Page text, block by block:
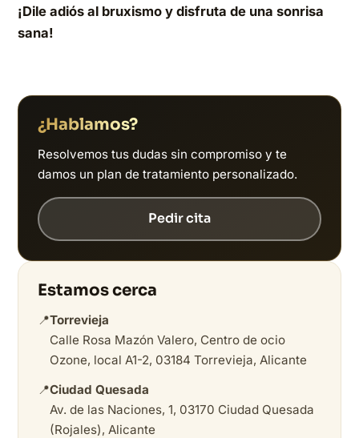
¡Dile adiós al bruxismo y disfruta de una sonrisa
sana!
¿Hablamos?
Resolvemos tus dudas sin compromiso y te
damos un plan de tratamiento personalizado.
Pedir cita
Estamos cerca
📍Torrevieja
Calle Rosa Mazón Valero, Centro de ocio
Ozone, local A1-2, 03184 Torrevieja, Alicante
📍Ciudad Quesada
Av. de las Naciones, 1, 03170 Ciudad Quesada
(Rojales), Alicante